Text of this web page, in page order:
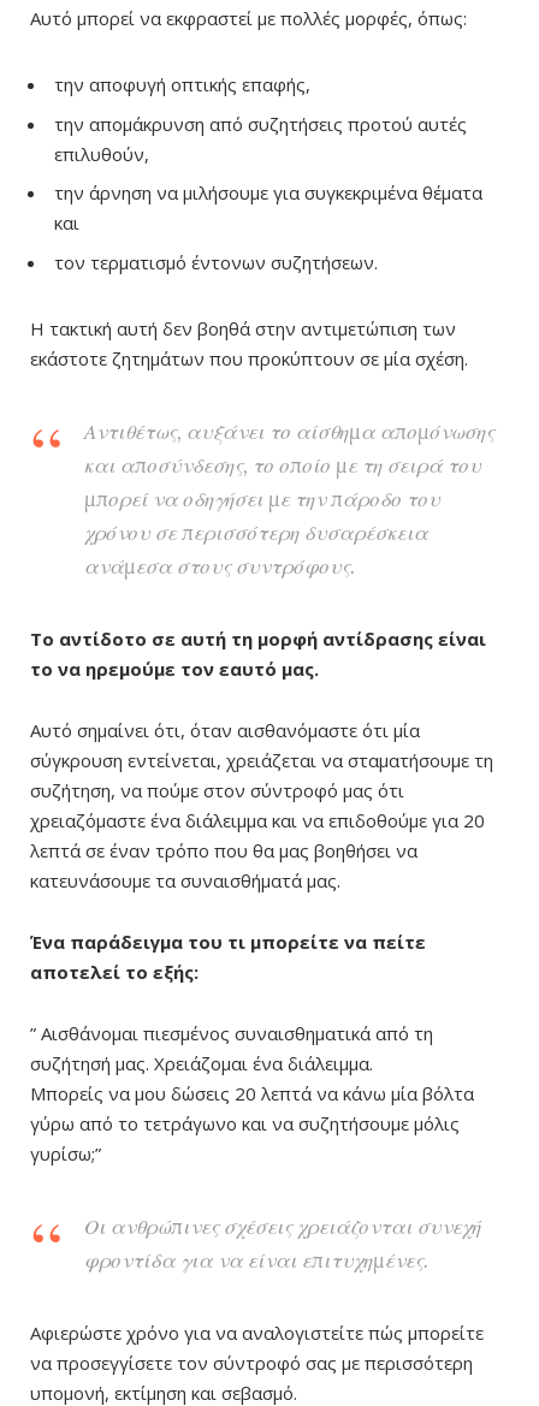
Αυτό μπορεί να εκφραστεί με πολλές μορφές, όπως:
την αποφυγή οπτικής επαφής,
την απομάκρυνση από συζητήσεις προτού αυτές
επιλυθούν,
την άρνηση να μιλήσουμε για συγκεκριμένα θέματα
και
τον τερματισμό έντονων συζητήσεων.
Η τακτική αυτή δεν βοηθά στην αντιμετώπιση των
εκάστοτε ζητημάτων που προκύπτουν σε μία σχέση.
Αντιθέτως, αυξάνει το αίσθημα απομόνωσης
και αποσύνδεσης, το οποίο με τη σειρά του
μπορεί να οδηγήσει με την πάροδο του
χρόνου σε περισσότερη δυσαρέσκεια
ανάμεσα στους συντρόφους.
Το αντίδοτο σε αυτή τη μορφή αντίδρασης είναι
το να ηρεμούμε τον εαυτό μας.
Αυτό σημαίνει ότι, όταν αισθανόμαστε ότι μία
σύγκρουση εντείνεται, χρειάζεται να σταματήσουμε τη
συζήτηση, να πούμε στον σύντροφό μας ότι
χρειαζόμαστε ένα διάλειμμα και να επιδοθούμε για 20
λεπτά σε έναν τρόπο που θα μας βοηθήσει να
κατευνάσουμε τα συναισθήματά μας.
Ένα παράδειγμα του τι μπορείτε να πείτε
αποτελεί το εξής:
” Αισθάνομαι πιεσμένος συναισθηματικά από τη
συζήτησή μας. Χρειάζομαι ένα διάλειμμα.
Μπορείς να μου δώσεις 20 λεπτά να κάνω μία βόλτα
γύρω από το τετράγωνο και να συζητήσουμε μόλις
γυρίσω;”
Οι ανθρώπινες σχέσεις χρειάζονται συνεχή
φροντίδα για να είναι επιτυχημένες.
Αφιερώστε χρόνο για να αναλογιστείτε πώς μπορείτε
να προσεγγίσετε τον σύντροφό σας με περισσότερη
υπομονή, εκτίμηση και σεβασμό.